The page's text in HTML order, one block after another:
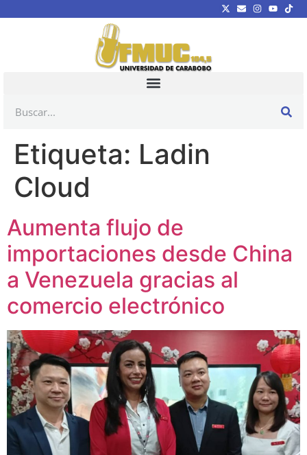
Etiqueta: Ladin
Cloud
Aumenta flujo de
importaciones desde China
a Venezuela gracias al
comercio electrónico